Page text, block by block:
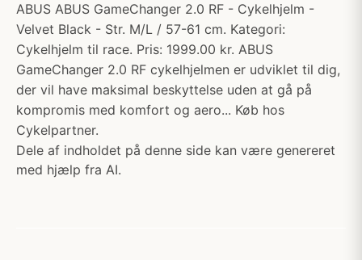
ABUS ABUS GameChanger 2.0 RF - Cykelhjelm -
Velvet Black - Str. M/L / 57-61 cm. Kategori:
Cykelhjelm til race. Pris: 1999.00 kr. ABUS
GameChanger 2.0 RF cykelhjelmen er udviklet til dig,
der vil have maksimal beskyttelse uden at gå på
kompromis med komfort og aero... Køb hos
Cykelpartner.
Dele af indholdet på denne side kan være genereret
med hjælp fra AI.